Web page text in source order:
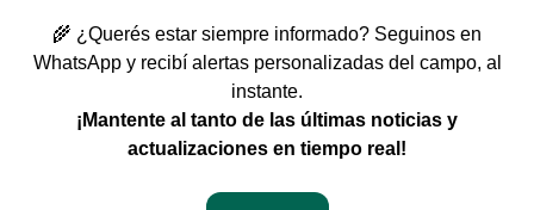
🌾 ¿Querés estar siempre informado? Seguinos en
WhatsApp y recibí alertas personalizadas del campo, al
instante.
¡Mantente al tanto de las últimas noticias y
actualizaciones en tiempo real!